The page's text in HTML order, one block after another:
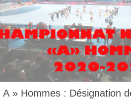
A » Hommes : Désignation